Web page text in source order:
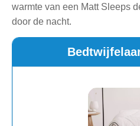
warmte van een Matt Sleeps
door de nacht.